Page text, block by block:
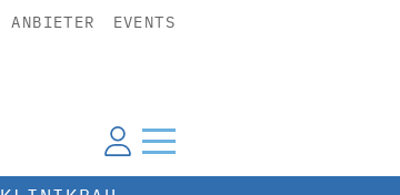
ANBIETER EVENTS